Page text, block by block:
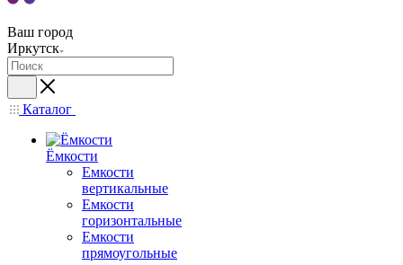
Ваш город
Иркутск
Каталог
Ёмкости
Емкости
вертикальные
Емкости
горизонтальные
Емкости
прямоугольные